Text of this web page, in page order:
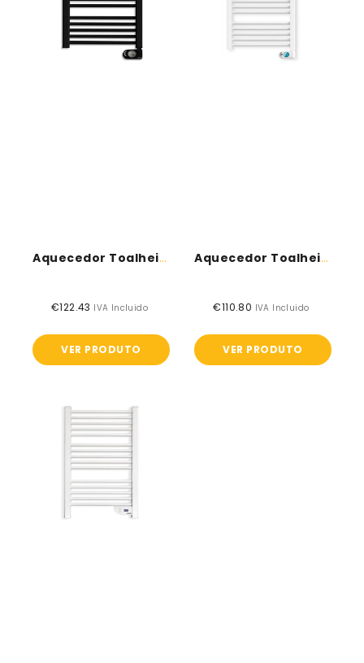
NOOR500PRT
-
HJM
Aquecedor Toalheiro - 500W.S/F.-NOOR500PRT - HJM
Preço
€122.43 IVA Incluido
VER PRODUTO
-
HJM
Aquecedor Toalheiro - NOOR500 - HJM
Preço
€110.80 IVA Incluido
VER PRODUTO
Toalheiro
-
LOREN500
-
HJM